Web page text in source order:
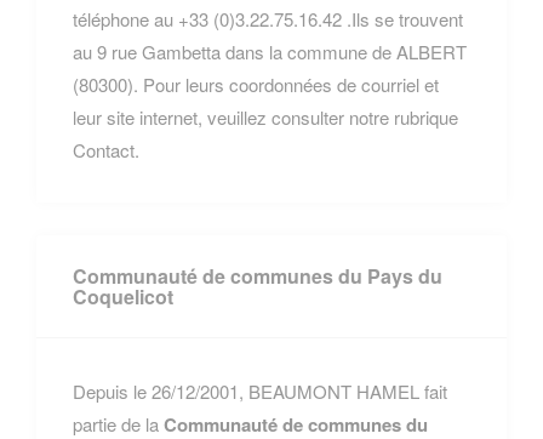
téléphone au +33 (0)3.22.75.16.42 .Ils se trouvent
au 9 rue Gambetta dans la commune de ALBERT
(80300). Pour leurs coordonnées de courriel et
leur site internet, veuillez consulter notre rubrique
Contact.
Communauté de communes du Pays du
Coquelicot
Depuis le 26/12/2001, BEAUMONT HAMEL fait
partie de laCommunauté de communes du